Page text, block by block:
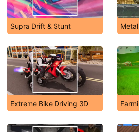
Supra Drift & Stunt
Extreme Bike Driving 3D